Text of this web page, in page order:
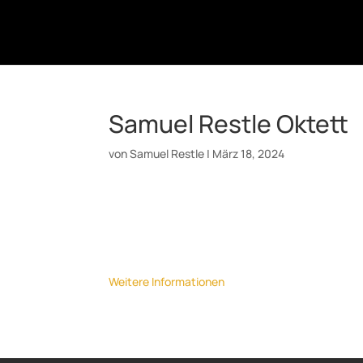
Samuel Restle Oktett
vonSamuel Restle | März 18, 2024
Weitere Informationen